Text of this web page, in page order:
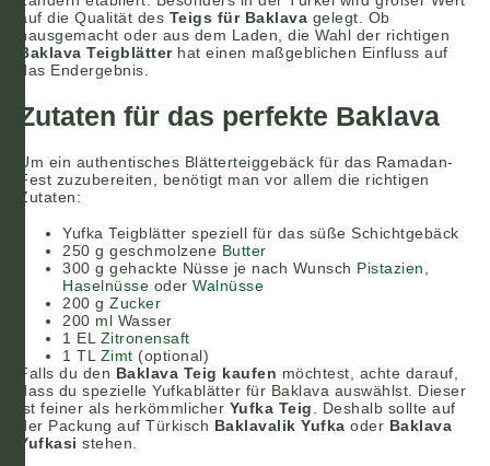
auf die Qualität des Teigs für Baklava gelegt. Ob
hausgemacht oder aus dem Laden, die Wahl der richtigen
Baklava Teigblätterhat einen maßgeblichen Einfluss auf
das Endergebnis.
Zutaten für das perfekte Baklava
Um ein authentisches Blätterteiggebäck für das Ramadan-
Fest zuzubereiten, benötigt man vor allem die richtigen
Zutaten:
Yufka Teigblätter speziell für das süße Schichtgebäck
250 g geschmolzene Butter
300 g gehackte Nüsse je nach Wunsch Pistazien
Haselnüsse oder Walnüsse
200 g Zucker
200 ml Wasser
1 EL Zitronensaft
1 TL Zimt (optional)
Falls du den Baklava Teig kaufen möchtest, achte darauf,
dass du spezielle Yufkablätter für Baklava auswählst. Dieser
ist feiner als herkömmlicher Yufka Teig . Deshalb sollte auf
der Packung auf Türkisch Baklavalik Yufka oder Baklava
Yufkasi stehen.